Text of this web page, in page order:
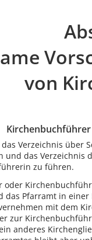
von
Verzeichnis über
und das
zu führen.
oder
das Pfarramt in
mit dem
zur
anderes